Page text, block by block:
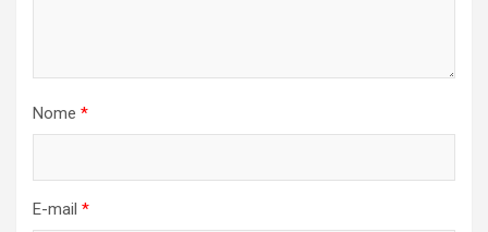
Nome *
E-mail *